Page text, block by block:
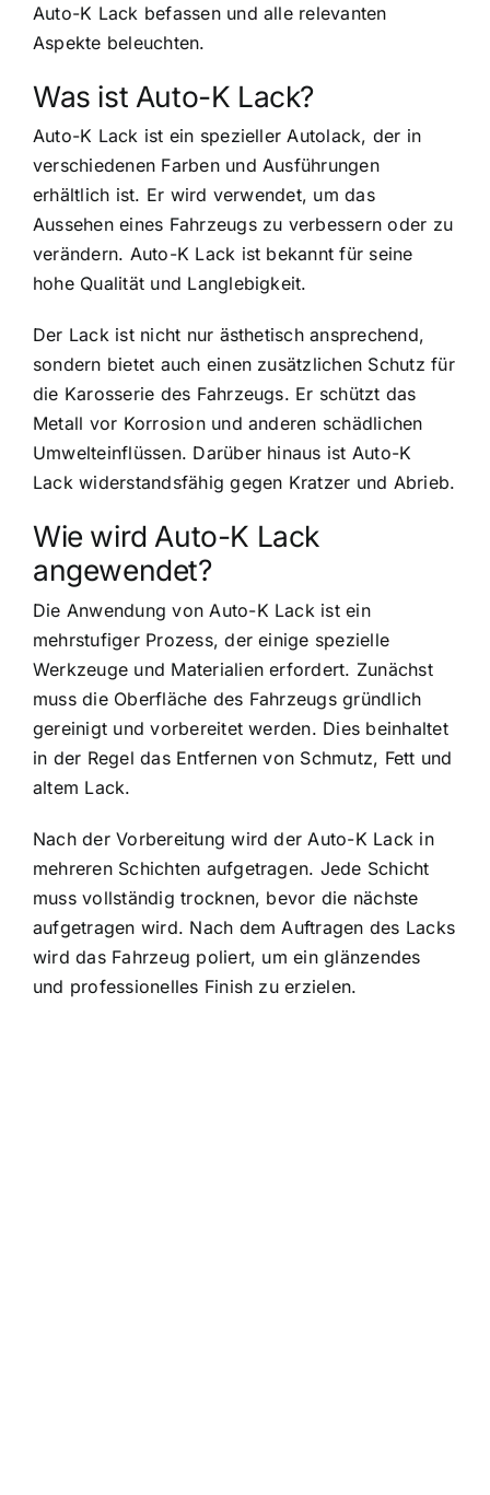
Auto-K Lack befassen und alle relevanten
Aspekte beleuchten.
Was ist Auto-K Lack?
Auto-K Lack ist ein spezieller Autolack, der in
verschiedenen Farben und Ausführungen
erhältlich ist. Er wird verwendet, um das
Aussehen eines Fahrzeugs zu verbessern oder zu
verändern. Auto-K Lack ist bekannt für seine
hohe Qualität und Langlebigkeit.
Der Lack ist nicht nur ästhetisch ansprechend,
sondern bietet auch einen zusätzlichen Schutz für
die Karosserie des Fahrzeugs. Er schützt das
Metall vor Korrosion und anderen schädlichen
Umwelteinflüssen. Darüber hinaus ist Auto-K
Lack widerstandsfähig gegen Kratzer und Abrieb.
Wie wird Auto-K Lack
angewendet?
Die Anwendung von Auto-K Lack ist ein
mehrstufiger Prozess, der einige spezielle
Werkzeuge und Materialien erfordert. Zunächst
muss die Oberfläche des Fahrzeugs gründlich
gereinigt und vorbereitet werden. Dies beinhaltet
in der Regel das Entfernen von Schmutz, Fett und
altem Lack.
Nach der Vorbereitung wird der Auto-K Lack in
mehreren Schichten aufgetragen. Jede Schicht
muss vollständig trocknen, bevor die nächste
aufgetragen wird. Nach dem Auftragen des Lacks
wird das Fahrzeug poliert, um ein glänzendes
und professionelles Finish zu erzielen.